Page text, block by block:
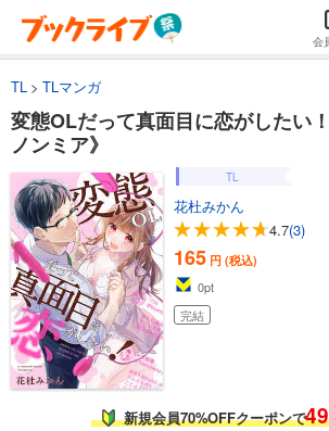
会
TL TLマンガ
変態OLだって真面目に恋がしたい
ノンミア》
TL
花杜みかん
4.7(3)
165 円 (税込)
0pt
完結
新規会員70%OFFクーポンで49